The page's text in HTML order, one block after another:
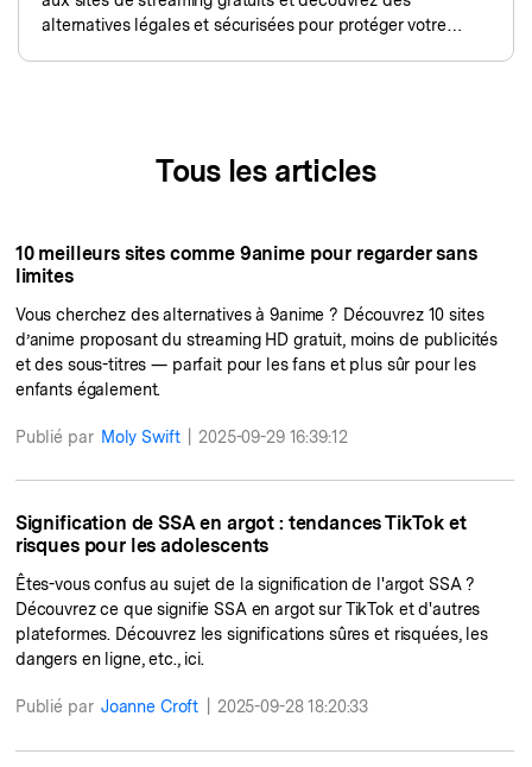
alternatives légales et sécurisées pour protéger votre
Tous les articles
10 meilleurs sites comme 9anime pour regarder sans
limites
Vous cherchez des alternatives à 9anime ? Découvrez 10 sites
d’anime proposant du streaming HD gratuit, moins de publicités
et des sous-titres — parfait pour les fans et plus sûr pour les
enfants également.
Publié par Moly Swift 2025-09-29 16:39:12
Signification de SSA en argot : tendances TikTok et
risques pour les adolescents
Êtes-vous confus au sujet de la signification de l'argot SSA ?
Découvrez ce que signifie SSA en argot sur TikTok et d'autres
plateformes. Découvrez les significations sûres et risquées, les
dangers en ligne, etc., ici.
Publié par Joanne Croft 2025-09-28 18:20:33